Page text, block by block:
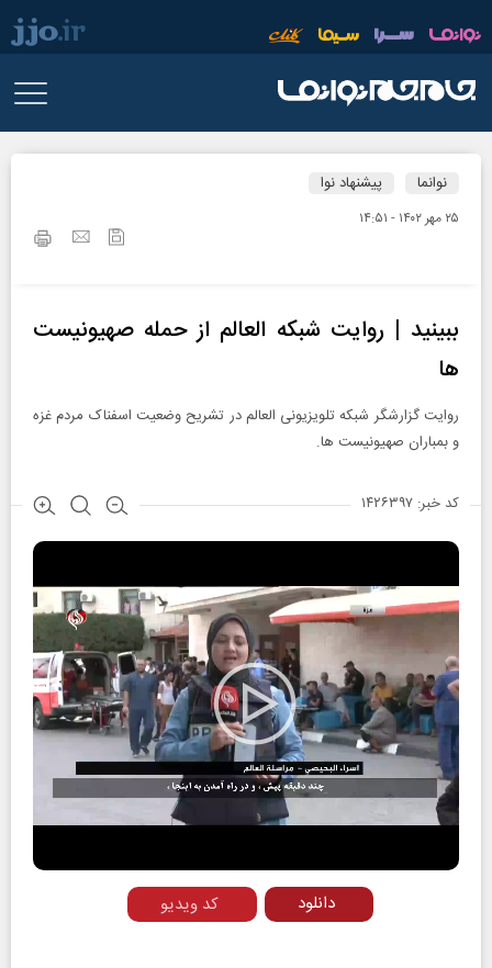
نوانما پیشنهاد نوا
۲۵ مهر ۱۴۰۲ - ۱۴:۵۱
ببینید | روایت شبکه العالم از حمله صهیونیست
ها
روایت گزارشگر شبکه تلویزیونی العالم در تشریح وضعیت اسفناک مردم غزه
و بمباران صهیونیست ها.
کد خبر: ۱۴۲۶۳۹۷
Play
Video
کد ویدیو دانلود